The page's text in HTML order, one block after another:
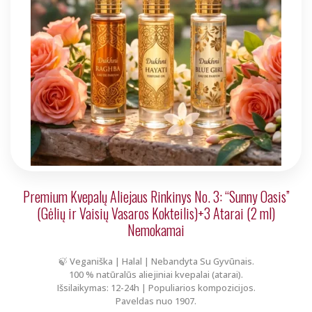
Premium Kvepalų Aliejaus Rinkinys No. 3: “Sunny Oasis”
(Gėlių ir Vaisių Vasaros Kokteilis)+3 Atarai (2 ml)
Nemokamai
🍃 Veganiška | Halal | Nebandyta Su Gyvūnais.
100 % natūralūs aliejiniai kvepalai (atarai).
Išsilaikymas: 12-24h | Populiarios kompozicijos.
Paveldas nuo 1907.